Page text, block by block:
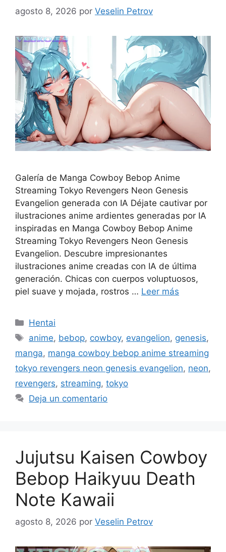
agosto 8, 2026 por Veselin Petrov
Galería de Manga Cowboy Bebop Anime
Streaming Tokyo Revengers Neon Genesis
Evangelion generada con IA Déjate cautivar por
ilustraciones anime ardientes generadas por IA
inspiradas en Manga Cowboy Bebop Anime
Streaming Tokyo Revengers Neon Genesis
Evangelion. Descubre impresionantes
ilustraciones anime creadas con IA de última
generación. Chicas con cuerpos voluptuosos,
piel suave y mojada, rostros … Leer más
Categorías
Hentai
Etiquetas
anime, bebop, cowboy, evangelion, genesis,
manga, manga cowboy bebop anime streaming
tokyo revengers neon genesis evangelion, neon,
revengers, streaming, tokyo
Deja un comentario
Jujutsu Kaisen Cowboy
Bebop Haikyuu Death
Note Kawaii
agosto 8, 2026 por Veselin Petrov